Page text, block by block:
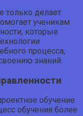
только делает
ученикам
которые
процесса,
знаний.
обучение
обучения более